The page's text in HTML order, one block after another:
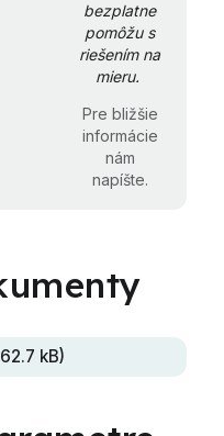
bezplatne
pomôžu s
riešením na
mieru.
Pre bližšie
informácie
nám
napíšte.
kB)